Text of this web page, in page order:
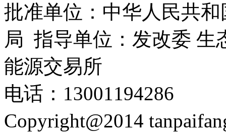
批准单位：中华人民共
局 指导单位：发改委 生
能源交易所
电话：13001194286
Copyright@2014